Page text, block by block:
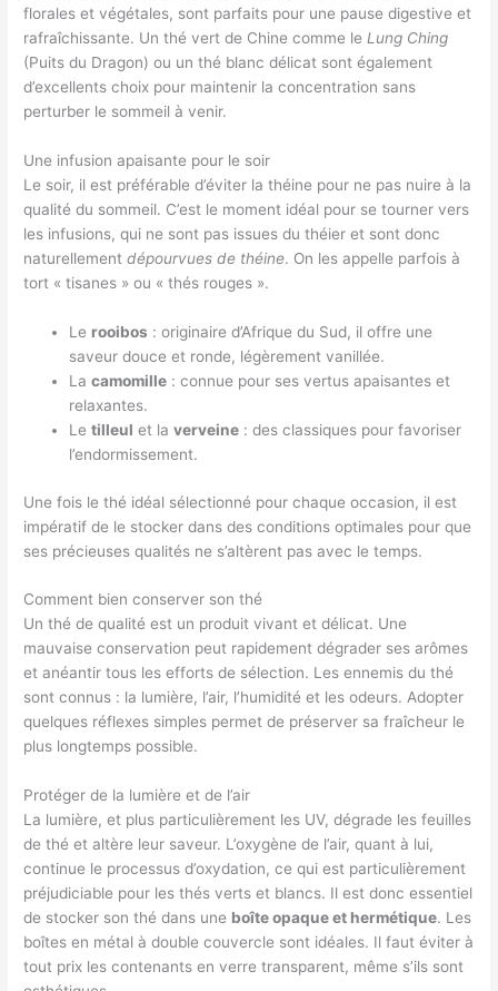
florales et végétales, sont parfaits pour une pause digestive et
rafraîchissante. Un thé vert de Chine comme leLung Ching
(Puits du Dragon) ou un thé blanc délicat sont également
d’excellents choix pour maintenir la concentration sans
perturber le sommeil à venir.
Une infusion apaisante pour le soir
Le soir, il est préférable d’éviter la théine pour ne pas nuire à la
qualité du sommeil. C’est le moment idéal pour se tourner vers
les infusions, qui ne sont pas issues du théier et sont donc
naturellementdépourvues de théine. On les appelle parfois à
tort « tisanes » ou « thés rouges ».
Le rooibos : originaire d’Afrique du Sud, il offre une
saveur douce et ronde, légèrement vanillée.
Lacamomille : connue pour ses vertus apaisantes et
relaxantes.
Letilleul et laverveine : des classiques pour favoriser
l’endormissement.
Une fois le thé idéal sélectionné pour chaque occasion, il est
impératif de le stocker dans des conditions optimales pour que
ses précieuses qualités ne s’altèrent pas avec le temps.
Comment bien conserver son thé
Un thé de qualité est un produit vivant et délicat. Une
mauvaise conservation peut rapidement dégrader ses arômes
et anéantir tous les efforts de sélection. Les ennemis du thé
sont connus : la lumière, l’air, l’humidité et les odeurs. Adopter
quelques réflexes simples permet de préserver sa fraîcheur le
plus longtemps possible.
Protéger de la lumière et de l’air
La lumière, et plus particulièrement les UV, dégrade les feuilles
de thé et altère leur saveur. L’oxygène de l’air, quant à lui,
continue le processus d’oxydation, ce qui est particulièrement
préjudiciable pour les thés verts et blancs. Il est donc essentiel
de stocker son thé dans une boîte opaque et hermétique. Les
boîtes en métal à double couvercle sont idéales. Il faut éviter à
tout prix les contenants en verre transparent, même s’ils sont